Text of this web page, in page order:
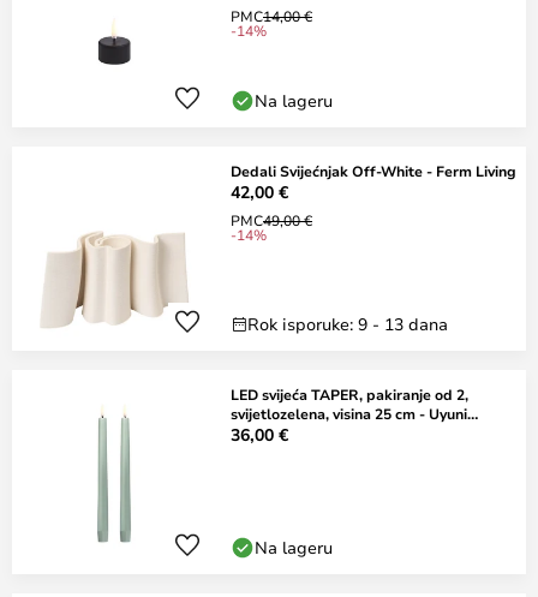
PMC14,00 €
-14%
Na lageru
Dedali Svijećnjak Off-White - Ferm Living
42,00 €
PMC49,00 €
-14%
Rok isporuke: 9 - 13 dana
LED svijeća TAPER, pakiranje od 2,
svijetlozelena, visina 25 cm - Uyuni
Lighting
36,00 €
Na lageru